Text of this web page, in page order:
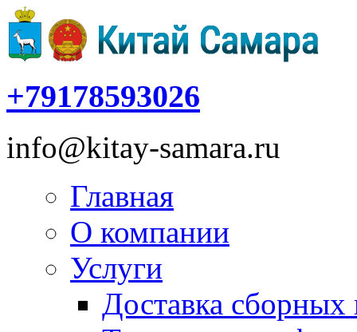
+79178593026
info@kitay-samara.ru
Главная
О компании
Услуги
Доставка сборных